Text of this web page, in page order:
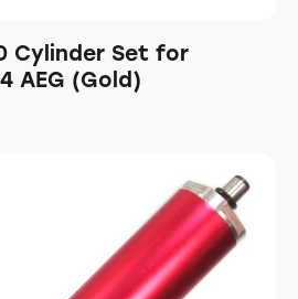
Cylinder Set for
AEG (Gold)